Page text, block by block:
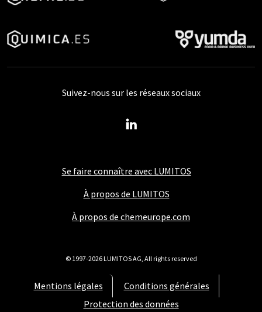
Se faire connaître avec LUMITOS
À propos de LUMITOS
À propos de chemeurope.com
Mentions légales
Conditions générales
Protection des données
Suivez-nous sur les réseaux sociaux
© 1997-2026 LUMITOS AG, All rights reserved